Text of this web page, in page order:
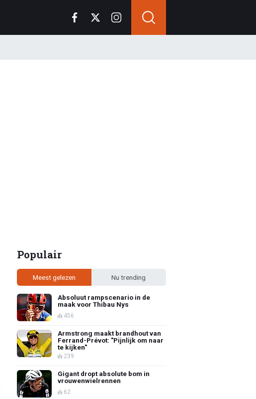
Populair
Meest gelezen Nu trending
Absoluut rampscenario in de
maak voor Thibau Nys
456
Armstrong maakt brandhout van
Ferrand-Prévot: "Pijnlijk om naar
te kijken"
239
Gigant dropt absolute bom in
vrouwenwielrennen
62